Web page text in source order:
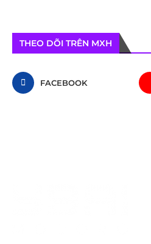
THEO DÕI TRÊN MXH
FACEBOOK